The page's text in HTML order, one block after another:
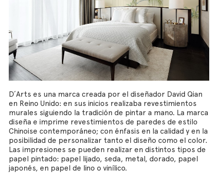
D´Arts es una marca creada por el diseñador David Qian
en Reino Unido: en sus inicios realizaba revestimientos
murales siguiendo la tradición de pintar a mano. La marca
diseña e imprime revestimientos de paredes de estilo
Chinoise contemporáneo; con énfasis en la calidad y en la
posibilidad de personalizar tanto el diseño como el color.
Las impresiones se pueden realizar en distintos tipos de
papel pintado: papel lijado, seda, metal, dorado, papel
japonés, en papel de lino o vinílico.